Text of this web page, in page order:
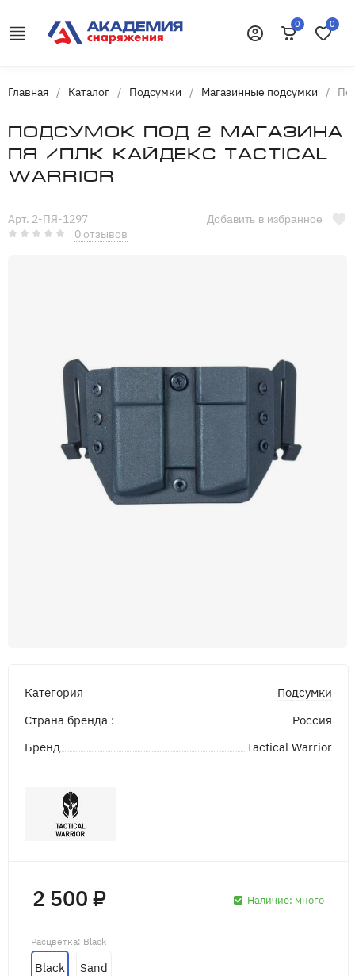
0 0
Главная / Каталог / Подсумки / Магазинные подсумки /
Подсумок под 2 магазина
ПЯ /Плк Кайдекс Tactical
Warrior
Арт. 2-ПЯ-1297
0 отзывов
Добавить в избранное
Категория
Подсумки
Страна бренда :
Россия
Бренд
Tactical Warrior
Расцветка: Black
Black Sand
2 500 ₽ Наличие: много